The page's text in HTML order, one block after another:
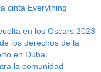
cinta Everything
en los Oscars 2023
los derechos de la
en Dubai
la comunidad